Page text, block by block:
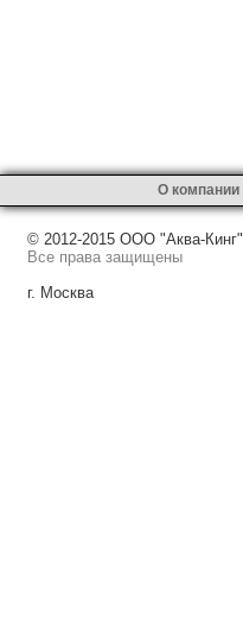
О компании
© 2012-2015 ООО "Аква-Кинг"
Все права защищены
г. Москва